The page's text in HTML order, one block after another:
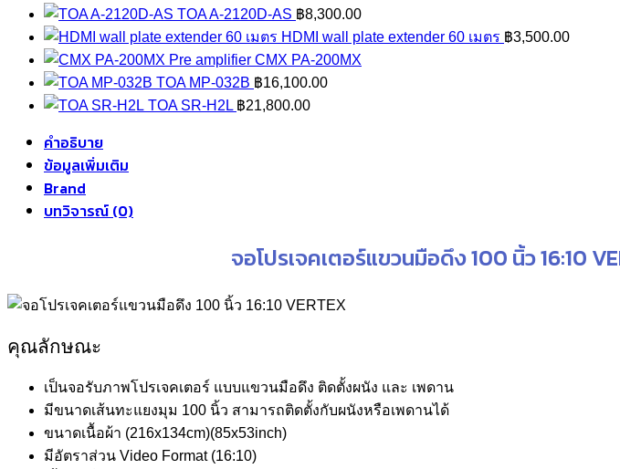
TOA A-2120D-AS ฿8,300.00
HDMI wall plate extender 60 เมตร ฿3,500.00
Pre amplifier CMX PA-200MX
TOA MP-032B ฿16,100.00
TOA SR-H2L ฿21,800.00
คำอธิบาย
ข้อมูลเพิ่มเติม
Brand
บทวิจารณ์ (0)
จอโปรเจคเตอร์แขวนมือดึง 100 นิ้ว 16:10
คุณลักษณะ
เป็นจอรับภาพโปรเจคเตอร์ แบบแขวนมือดึง ติดตั้งผนัง และ เพดาน
มีขนาดเส้นทะแยงมุม 100 นิ้ว สามารถติดตั้งกับผนังหรือเพดานได้
ขนาดเนื้อผ้า (216x134cm)(85x53inch)
มีอัตราส่วน Video Format (16:10)